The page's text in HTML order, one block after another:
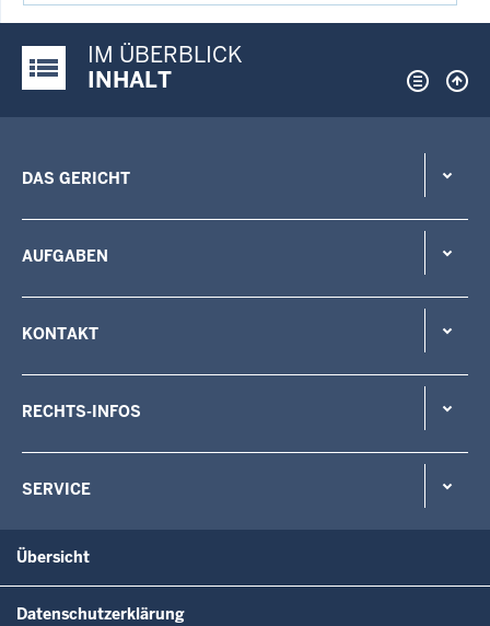
Justiz-Portal im Überblick:
IM ÜBERBLICK
INHALT
DAS GERICHT
AUFGABEN
KONTAKT
RECHTS-INFOS
SERVICE
Übersicht
Datenschutzerklärung